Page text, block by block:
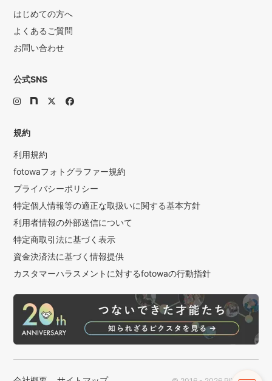
はじめての方へ
よくあるご質問
お問い合わせ
公式SNS
規約
利用規約
fotowaフォトグラファー規約
プライバシーポリシー
特定個人情報等の適正な取扱いに関する基本方針
利用者情報の外部送信について
特定商取引法に基づく表示
資金決済法に基づく情報提供
カスタマーハラスメントに対するfotowaの行動指針